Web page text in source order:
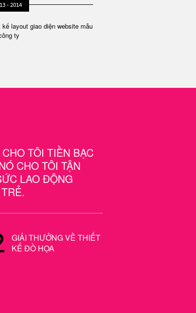
- 2014
kế layout giao diện website mẫu
ty
TÔI TIỀN BẠC
CHO TÔI TẬN
LAO ĐỘNG
GIẢI THƯỞNG VỀ THIẾT
KẾ ĐỒ HỌA